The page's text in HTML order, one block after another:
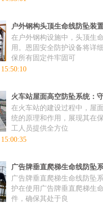
户外钢构头顶生命线防坠装
在户外钢构设施中，头顶生
用。恩固安全防护设备将详
保所有固定件牢固可
火车站屋面高空防坠系统：
在火车站的建设过程中，屋
统的原理和作用，展现其在
工人员提供全方位
广告牌垂直爬梯生命线防坠
广告牌垂直爬梯生命线防坠
护在使用广告牌垂直爬梯生
件，确保其处于良